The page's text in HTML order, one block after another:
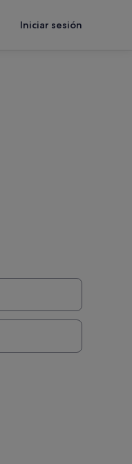
Iniciar sesión